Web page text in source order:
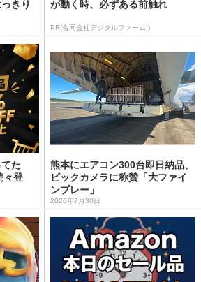
きり
が動く時、必ずある前触れ
PR(合同会社デジタルファーム )
た
々登
熊本にエアコン300台即日納品、
ビックカメラに称賛「大ファイ
ンプレー」
2026年7月30日